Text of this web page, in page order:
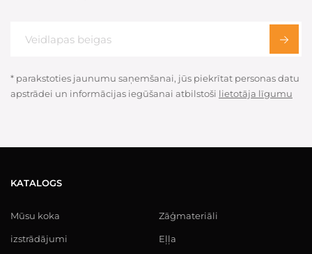
* parakstoties jaunumu saņemšanai, jūs piekrītat personas datu
apstrādei un informācijas iegūšanai atbilstoši lietotāja līgumu
KATALOGS
Mūsu koka
izstrādājumi
Zāģmateriāli
Eļļa